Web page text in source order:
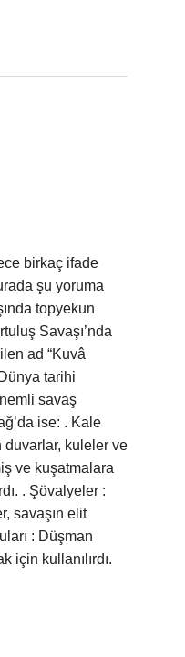
birkaç ifade
şu yoruma
topyekun
Savaşı’nda
ad “Kuvâ
tarihi
savaş
ise: . Kale
duvarlar, kuleler ve
ve kuşatmalara
. Şövalyeler :
savaşın elit
: Düşman
için kullanılırdı.